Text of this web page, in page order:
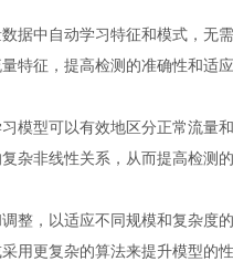
据中自动学习特征和模式，无
特征，提高检测的准确性和适
模型可以有效地区分正常流量
杂非线性关系，从而提高检测
整，以适应不同规模和复杂度
用更复杂的算法来提升模型的